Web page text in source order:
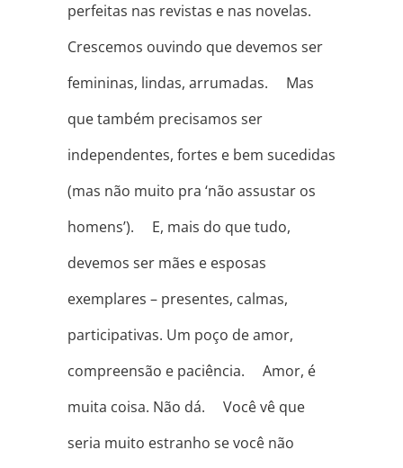
perfeitas nas revistas e nas novelas. ⠀
Crescemos ouvindo que devemos ser
femininas, lindas, arrumadas. ⠀ Mas
que também precisamos ser
independentes, fortes e bem sucedidas
(mas não muito pra ‘não assustar os
homens’). ⠀ E, mais do que tudo,
devemos ser mães e esposas
exemplares – presentes, calmas,
participativas. Um poço de amor,
compreensão e paciência. ⠀ Amor, é
muita coisa. Não dá. ⠀ Você vê que
seria muito estranho se você não